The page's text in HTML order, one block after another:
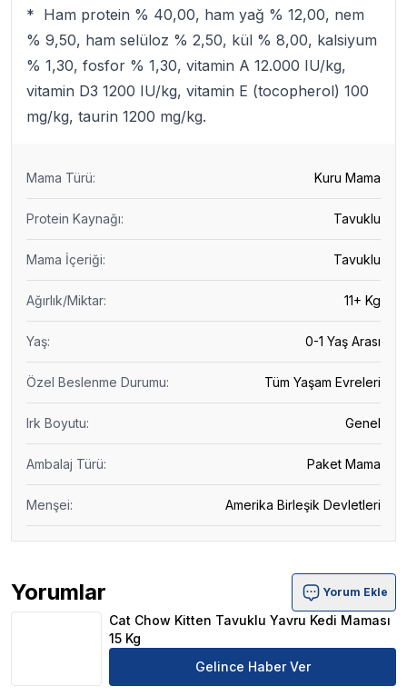
* Ham protein % 40,00, ham yağ % 12,00, nem
% 9,50, ham selüloz % 2,50, kül % 8,00, kalsiyum
% 1,30, fosfor % 1,30, vitamin A 12.000 IU/kg,
vitamin D3 1200 IU/kg, vitamin E (tocopherol) 100
mg/kg, taurin 1200 mg/kg.
Mama Türü: Kuru Mama
Protein Kaynağı: Tavuklu
Mama İçeriği: Tavuklu
Ağırlık/Miktar: 11+ Kg
Yaş: 0-1 Yaş Arası
Özel Beslenme Durumu: Tüm Yaşam Evreleri
Irk Boyutu: Genel
Ambalaj Türü: Paket Mama
Menşei: Amerika Birleşik Devletleri
Yorumlar
Cat Chow Kitten Tavuklu Yavru Kedi Maması 15 Kg Ürün
Yorum Ekle
Cat Chow Kitten Tavuklu Yavru Kedi Maması
15 Kg
Gelince Haber Ver